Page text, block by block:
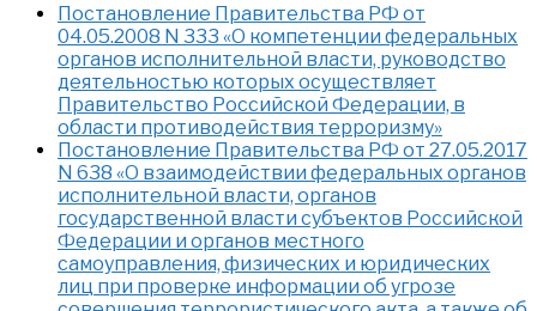
Постановление Правительства РФ от
04.05.2008 N 333 «О компетенции федеральных
органов исполнительной власти, руководство
деятельностью которых осуществляет
Правительство Российской Федерации, в
области противодействия терроризму»
Постановление Правительства РФ от 27.05.2017
N 638 «О взаимодействии федеральных органов
исполнительной власти, органов
государственной власти субъектов Российской
Федерации и органов местного
самоуправления, физических и юридических
лиц при проверке информации об угрозе